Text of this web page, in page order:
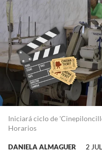
Iniciará ciclo de
Horarios
DANIELA ALMAGUER 2